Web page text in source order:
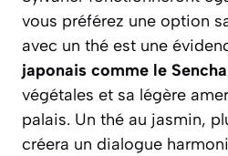
vous préférez une option
avec un thé est une
japonais comme le Sencha
végétales et sa légère
palais. Un thé au jasmin,
créera un dialogue